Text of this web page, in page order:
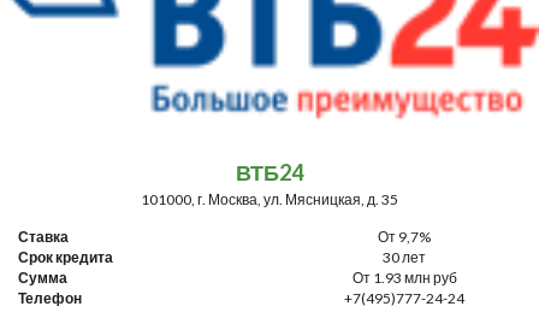
ВТБ24
101000, г. Москва, ул. Мясницкая, д. 35
Ставка
От 9,7%
Срок кредита
30 лет
Сумма
От 1.93 млн руб
Телефон
+7(495)777-24-24